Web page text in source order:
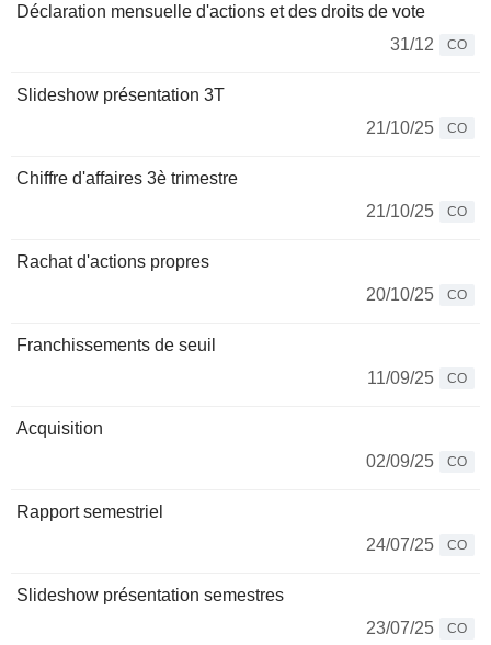
Déclaration mensuelle d'actions et des droits de vote
31/12
CO
Slideshow présentation 3T
21/10/25
CO
Chiffre d'affaires 3è trimestre
21/10/25
CO
Rachat d'actions propres
20/10/25
CO
Franchissements de seuil
11/09/25
CO
Acquisition
02/09/25
CO
Rapport semestriel
24/07/25
CO
Slideshow présentation semestres
23/07/25
CO